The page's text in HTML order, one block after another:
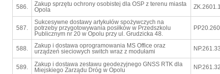
586.
Zakup sprzętu ochrony osobistej dla OSP z terenu miasta
Opola
587.
Sukcesywne dostawy artykułów spożywczych na
potrzeby przygotowywania posiłków w Przedszkolu
Publicznym nr 20 w Opolu przy ul. Grudzicka 48.
588.
Zakup i dostawa oprogramowania MS Office oraz
urządzeń sieciowych switch wraz z modułami
589.
Zakup i dostawa zestawu geodezyjnego GNSS RTK dla
Miejskiego Zarządu Dróg w Opolu